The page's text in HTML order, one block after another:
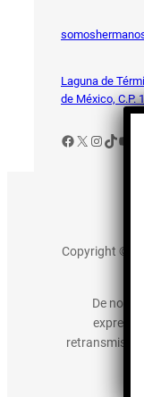
Laguna de
de México, C.P.
Facebook
X Instagram
TikTok
Copyright ©
De no